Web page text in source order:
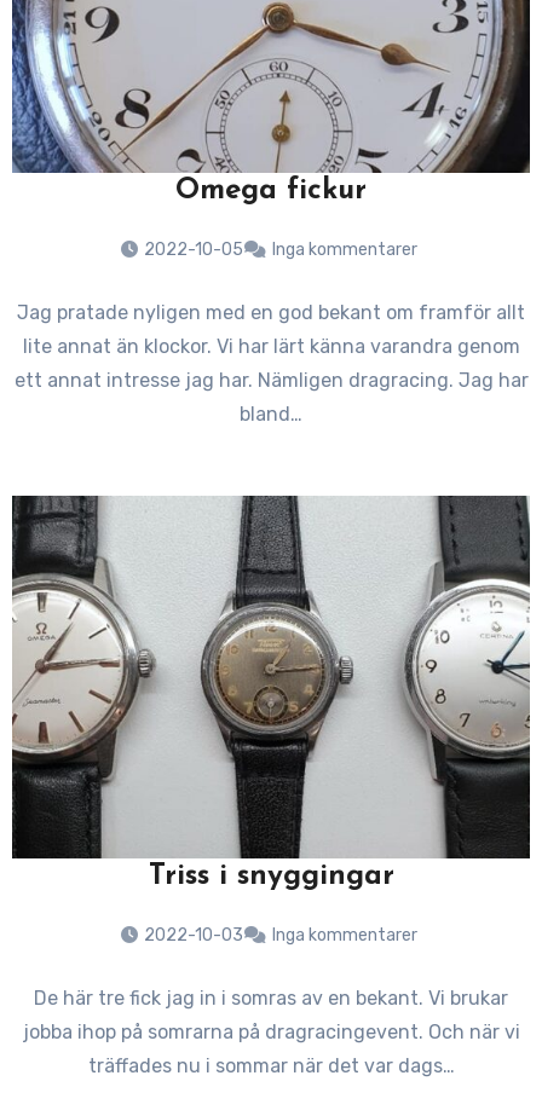
Omega fickur
2022-10-05 Inga kommentarer
Jag pratade nyligen med en god bekant om framför allt
lite annat än klockor. Vi har lärt känna varandra genom
ett annat intresse jag har. Nämligen dragracing. Jag har
bland…
Triss i snyggingar
2022-10-03 Inga kommentarer
De här tre fick jag in i somras av en bekant. Vi brukar
jobba ihop på somrarna på dragracingevent. Och när vi
träffades nu i sommar när det var dags…